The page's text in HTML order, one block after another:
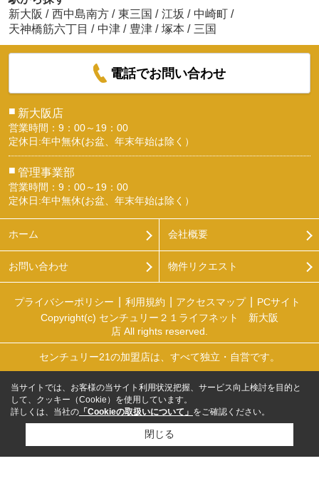
新大阪 / 西中島南方 / 東三国 / 江坂 / 中崎町 /
天神橋筋六丁目 / 中津 / 豊津 / 塚本 / 三国
電話でお問い合わせ
■ 新大阪店
営業時間：9：00～19：00
定休日:年中無休(お盆、年末年始は除く）
■ 管理事業部
営業時間：9：00～19：00
定休日:年中無休(お盆、年末年始は除く）
ホーム 会社概要
お問い合わせ 物件リクエスト
プライバシーポリシー 利用規約 アクセスマップ
PCサイト
Copyright(c) センチュリー２１ライフネット 新大阪
店 All rights reserved.
センチュリー21の加盟店は、すべて独立・自営です。
当サイトでは、お客様の当サイト利用状況把握、サービス向上検討を目的と
して、クッキー（Cookie）を使用しています。
詳しくは、当社の 「Cookieの取扱いについて」 をご確認ください。
閉じる